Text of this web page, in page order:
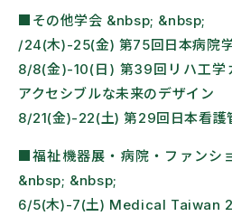
■その他学会 &nbsp; &nbsp;
/24(木)-25(金) 第75回日本病院
8/8(金)-10(日) 第39回リハ工学
アクセシブルな未来のデザイン
8/21(金)-22(土) 第29回日本看護
■福祉機器展・病院・ファンシ
&nbsp; &nbsp;
6/5(木)-7(土) Medical Taiwan